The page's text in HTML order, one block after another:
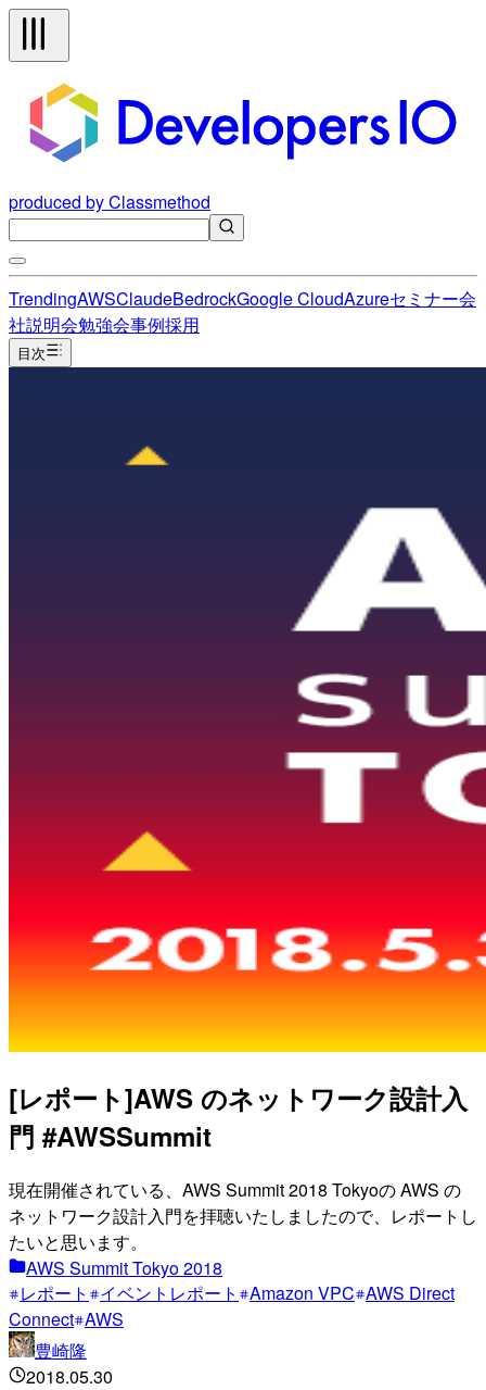
produced by Classmethod
TrendingAWSClaudeBedrockGoogle CloudAzureセミナー会
社説明会勉強会事例採用
目次
[レポート]AWS のネットワーク設計入
門 #AWSSummit
現在開催されている、AWS Summit 2018 Tokyoの AWS の
ネットワーク設計入門を拝聴いたしましたので、レポートし
たいと思います。
AWS Summit Tokyo 2018
レポート
イベントレポート Amazon VPC AWS Direct
Connect AWS
豊崎隆
2018.05.30